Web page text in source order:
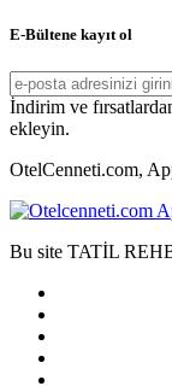
E-Bültene kayıt ol
İndirim ve
ekleyin.
OtelCenneti.com,
Bu site TATİL